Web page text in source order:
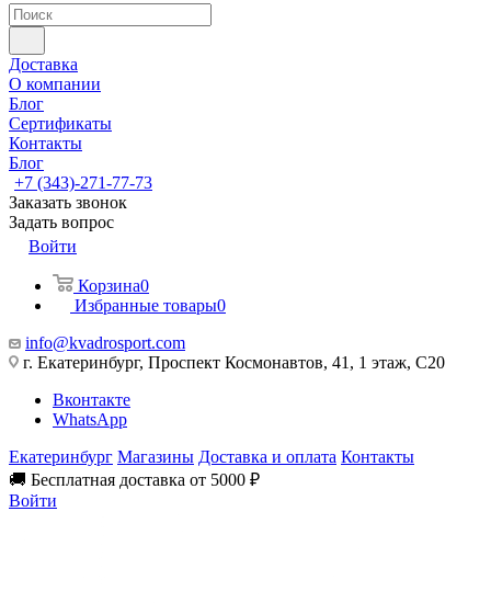
Доставка
О компании
Блог
Сертификаты
Контакты
Блог
+7 (343)-271-77-73
Заказать звонок
Задать вопрос
Войти
Корзина0
Избранные товары0
info@kvadrosport.com
г. Екатеринбург, Проспект Космонавтов, 41, 1 этаж, С20
Вконтакте
WhatsApp
Екатеринбург Магазины Доставка и оплата Контакты
🚚 Бесплатная доставка от 5000 ₽
Войти